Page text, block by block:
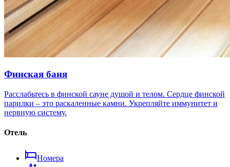
Финская баня
Расслабьтесь в финской сауне душой и телом. Сердце финской
парилки – это раскаленные камни. Укрепляйте иммунитет и
нервную систему.
Отель
Номера